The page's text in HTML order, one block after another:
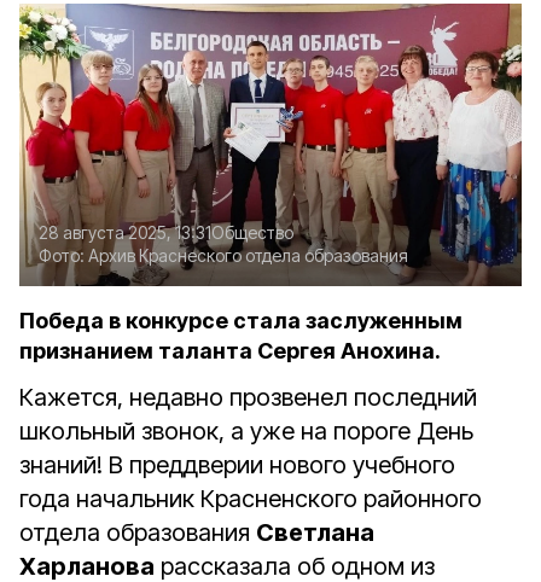
28 августа 2025, 13:31Общество
Фото: Архив Краснеского отдела образования
Победа в конкурсе стала заслуженным
признанием таланта Сергея Анохина.
Кажется, недавно прозвенел последний
школьный звонок, а уже на пороге День
знаний! В преддверии нового учебного
года начальник Красненского районного
отдела образования Светлана
Харланова рассказала об одном из